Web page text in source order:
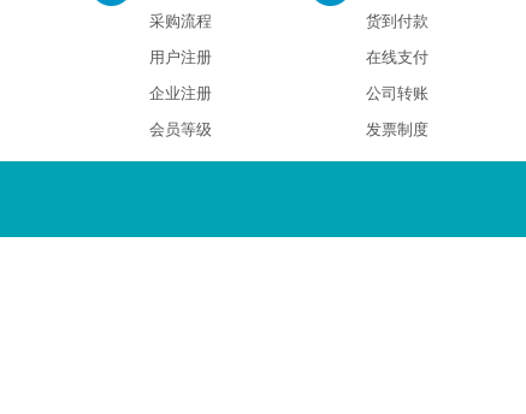
采购流程
用户注册
企业注册
会员等级
货到付款
在线支付
公司转账
发票制度